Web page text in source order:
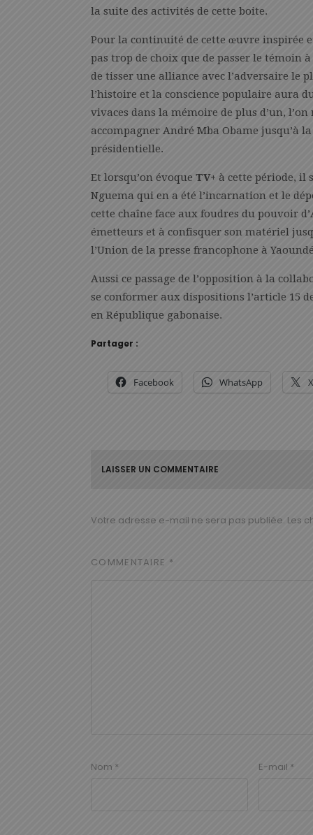
la suite des activités de cette boite.
Pour la continuité de cette œuvre inspirée
pas trop de choix que de passer le témoin
de tisser une alliance avec l’adversaire le
l’histoire et la conscience populaire aura
vivaces dans la mémoire de plus d’un,
accompagner André Mba Obame jusqu’à
présidentielle.
Et lorsqu’on évoque TV+ à cette période, il
Nguema qui en a été l’incarnation et le
cette chaîne face aux foudres du pouvoir
émetteurs et à confisquer son matériel
l’Union de la presse francophone à
Aussi ce passage de l’opposition à la
se conformer aux dispositions l’article 15
en République gabonaise.
Partager :
Facebook WhatsApp X
LAISSER UN COMMENTAIRE
Votre adresse e-mail ne sera pas publiée. Les
COMMENTAIRE *
Nom * E-mail *